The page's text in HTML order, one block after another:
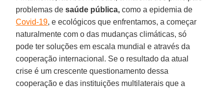
problemas desaúde pública, como a epidemia de
Covid-19, e ecológicos que enfrentamos, a começar
naturalmente com o das mudanças climáticas, só
pode ter soluções em escala mundial e através da
cooperação internacional. Se o resultado da atual
crise é um crescente questionamento dessa
cooperação e das instituições multilaterais que a